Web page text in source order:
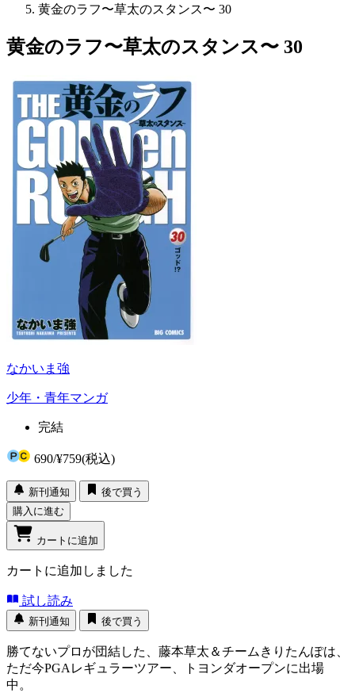
黄金のラフ〜草太のスタンス〜 30
黄金のラフ〜草太のスタンス〜 30
なかいま強
少年・青年マンガ
完結
690/¥759(税込)
新刊通知
後で買う
購入に進む
カートに追加
カートに追加しました
試し読み
新刊通知 後で買う
勝てないプロが団結した、藤本草太＆チームきりたんぽは、
ただ今PGAレギュラーツアー、トヨンダオープンに出場
中。